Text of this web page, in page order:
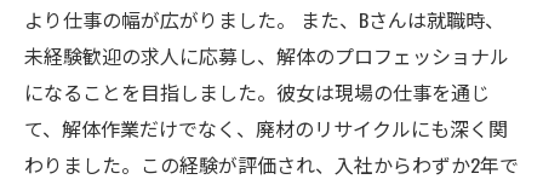
より仕事の幅が広がりました。 また、Bさんは就職時、
未経験歓迎の求人に応募し、解体のプロフェッショナル
になることを目指しました。彼女は現場の仕事を通じ
て、解体作業だけでなく、廃材のリサイクルにも深く関
わりました。この経験が評価され、入社からわずか2年で